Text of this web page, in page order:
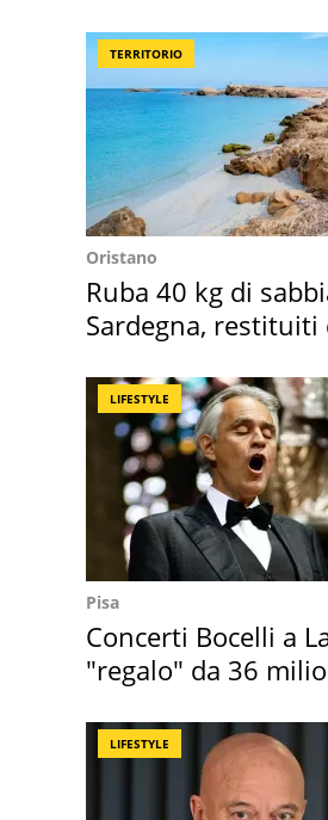
TERRITORIO
Oristano
Ruba 40 kg di
Sardegna, restituiti
LIFESTYLE
Pisa
Concerti Bocelli a
"regalo" da 36
LIFESTYLE